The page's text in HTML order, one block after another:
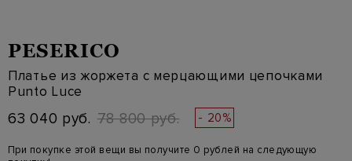
PESERICO
Платье из жоржета с мерцающими цепочками
Punto Luce
63 040 руб. 78 800 руб. - 20%
При покупке этой вещи вы получите 0 рублей на следующую